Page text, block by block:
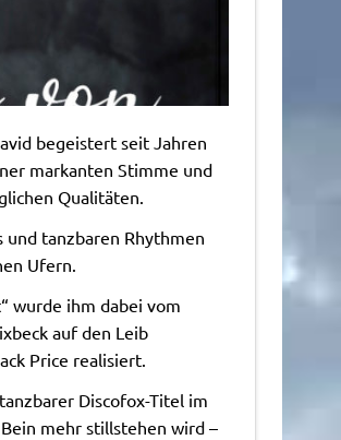
begeistert seit Jahren
markanten Stimme und
Qualitäten.
und tanzbaren Rhythmen
Ufern.
wurde ihm dabei vom
auf den Leib
Price realisiert.
Discofox-Titel im
mehr stillstehen wird –